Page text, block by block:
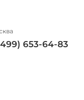
653-64-83